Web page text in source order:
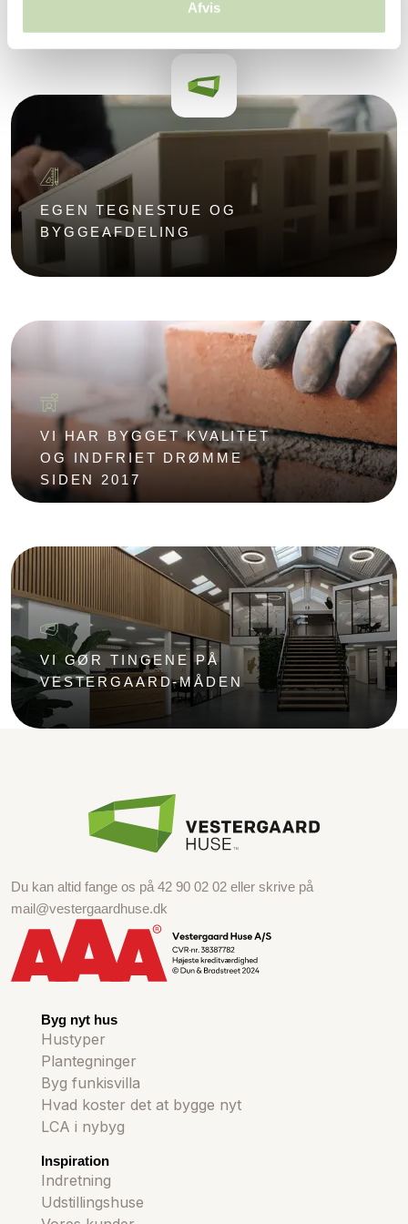
Afvis
EGEN TEGNESTUE OG
BYGGEAFDELING
VI HAR BYGGET KVALITET
OG INDFRIET DRØMME
SIDEN 2017
VI GØR TINGENE PÅ
VESTERGAARD-MÅDEN
Du kan altid fange os på 42 90 02 02 eller skrive på
mail@vestergaardhuse.dk
Byg nyt hus
Hustyper
Plantegninger
Byg funkisvilla
Hvad koster det at bygge nyt
LCA i nybyg
Inspiration
Indretning
Udstillingshuse